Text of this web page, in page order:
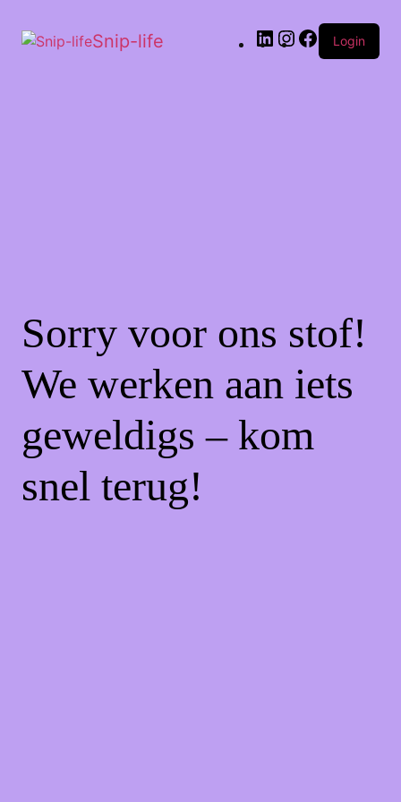
Snip-life Login
Sorry voor ons stof!
We werken aan iets
geweldigs – kom
snel terug!